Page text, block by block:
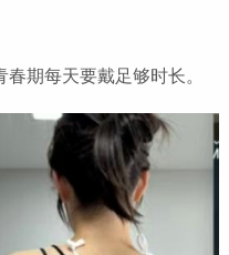
期每天要戴足够时长。